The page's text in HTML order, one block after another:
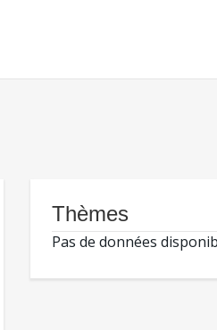
Thèmes
Pas de données